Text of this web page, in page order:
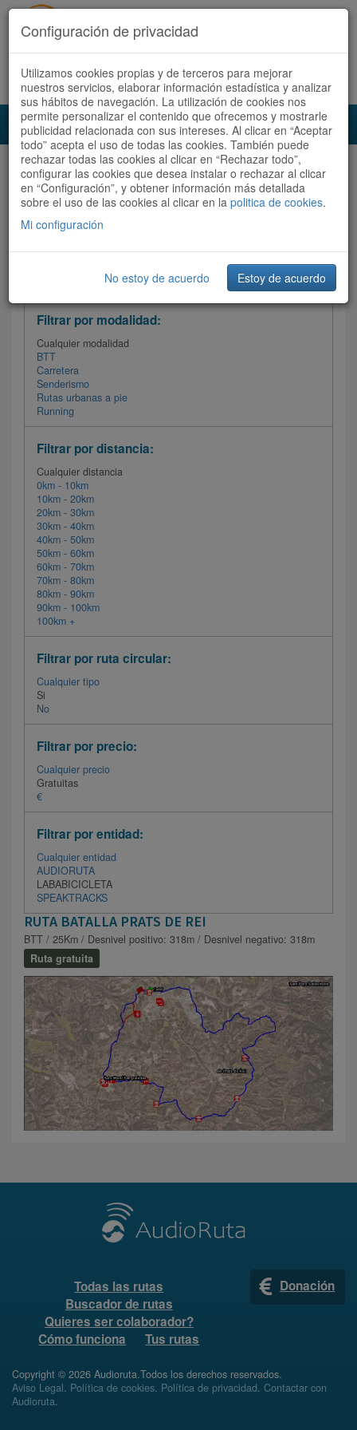
Acceder Registrate ahora Español | Català
Audioruta Todas las rutas
Todas las rutas
Ordenar por: Más recientes /
Filtrar las rutas
Filtrar por modalidad:
Cualquier modalidad
BTT
Carretera
Senderismo
Rutas urbanas a pie
Running
Filtrar por distancia:
Cualquier distancia
0km - 10km
10km - 20km
20km - 30km
30km - 40km
40km - 50km
50km - 60km
60km - 70km
70km - 80km
80km - 90km
90km - 100km
100km +
Filtrar por ruta circular:
Cualquier tipo
Si
No
Filtrar por precio:
Cualquier precio
Gratuitas
€
Filtrar por entidad:
Cualquier entidad
AUDIORUTA
LABABICICLETA
SPEAKTRACKS
RUTA BATALLA PRATS DE REI
BTT / 25Km / Desnivel positivo: 318m / Desnivel negativo: 318m
Ruta gratuita
Todas las rutas
Buscador de rutas
Quieres ser colaborador?
Cómo funciona
Tus rutas
Donación
Copyright © 2026 Audioruta.Todos los derechos reservados.
Aviso Legal. Política de cookies. Política de privacidad. Contactar con
Audioruta.
Configuración de privacidad
Utilizamos cookies propias y de terceros para mejorar
nuestros servicios, elaborar información estadística y analizar
sus hábitos de navegación. La utilización de cookies nos
permite personalizar el contenido que ofrecemos y mostrarle
publicidad relacionada con sus intereses. Al clicar en “Aceptar
todo” acepta el uso de todas las cookies. También puede
rechazar todas las cookies al clicar en “Rechazar todo”,
configurar las cookies que desea instalar o rechazar al clicar
en “Configuración”, y obtener información más detallada
sobre el uso de las cookies al clicar en la politica de cookies.
Mi configuración
No estoy de acuerdo Estoy de acuerdo